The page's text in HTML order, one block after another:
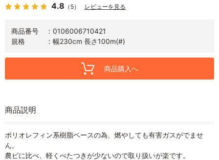
4.8 （5） レビューを見る
商品番号
0106006710421
規格
幅230cm 長さ100m(#)
商品購入へ
商品説明
ポリオレフィン系樹脂ベースの為、燃やしても有害ガスがでませ
ん。
農ビに比べ、軽くべたつきが少ないので取り扱いが楽です。